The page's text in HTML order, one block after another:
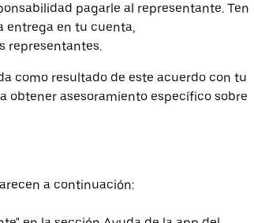
pagarle al representante. Ten
entrega en tu cuenta,
representantes.
como resultado de este acuerdo con tu
obtener asesoramiento específico sobre
a continuación: